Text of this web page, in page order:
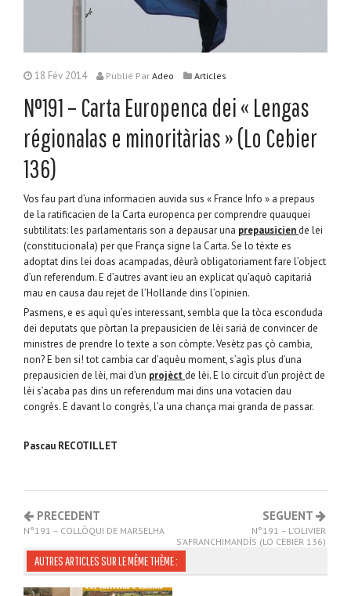
18 Fév 2014 Publié Par Adeo Articles
N°191 – Carta Europenca dei « Lengas
régionalas e minoritàrias » (Lo Cebier
136)
Vos fau part d’una informacien auvida sus « France Info » a prepaus
de la ratificacien de la Carta europenca per comprendre quauquei
subtilitats: les parlamentaris son a depausar una prepausicien de lei
(constitucionala) per que França signe la Carta. Se lo tèxte es
adoptat dins lei doas acampadas, dèurà obligatoriament fare l’object
d’un referendum. E d’autres avant ieu an explicat qu’aquò capitariá
mau en causa dau rejet de l’Hollande dins l’opinien.
Pasmens, e es aquì qu’es interessant, sembla que la tòca esconduda
dei deputats que pòrtan la prepausicien de lèi sariá de convincer de
ministres de prendre lo texte a son còmpte. Vesètz pas çò cambia,
non? E ben si! tot cambia car d’aquèu moment, s’agìs plus d’una
prepausicien de lèi, mai d’un projèct de lèi. E lo circuit d’un projèct de
lèi s’acaba pas dins un referendum mai dins una votacien dau
congrès. E davant lo congrès, l’a una chança mai granda de passar.
Pascau RECOTILLET
PRECEDENT
N°191 – COLLÒQUI DE MARSELHA
SEGUENT
N°191 – L’OLIVIER
S’AFRANCHIMANDÍS (LO CEBIER 136)
AUTRES ARTICLES SUR LE MÊME THÈME :